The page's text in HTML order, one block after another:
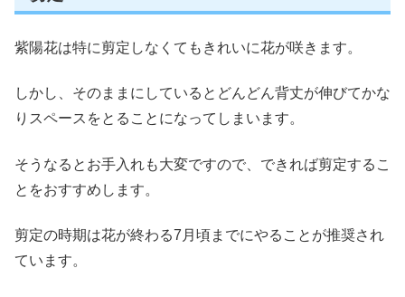
紫陽花は特に剪定しなくてもきれいに花が咲きます。
しかし、そのままにしているとどんどん背丈が伸びてかな
りスペースをとることになってしまいます。
そうなるとお手入れも大変ですので、 できれば剪定するこ
とをおすすめします。
剪定の時期は花が終わる7月頃までにやることが推奨され
ています。